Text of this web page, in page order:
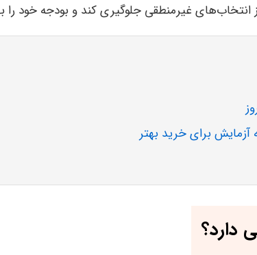
انتخاب‌های غیرمنطقی جلوگیری کند و بودجه خود را
برای خرید بهتر
دارد؟